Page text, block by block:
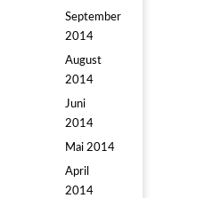
September
2014
August
2014
Juni
2014
Mai 2014
April
2014